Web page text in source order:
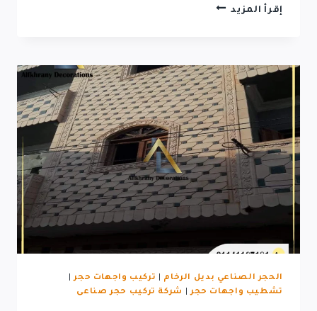
إقرأ المزيد سعر
الحجر الصناعي بديل الرخام تركيب واجهات حجر|
تشطيب واجهات حجر| شركة تركيب حجر صناعى